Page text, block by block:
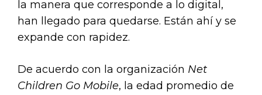
la manera que corresponde a lo digital,
han llegado para quedarse. Están ahí y se
expande con rapidez.
De acuerdo con la organización Net
Children Go Mobile, la edad promedio de